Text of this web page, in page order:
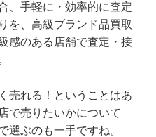
、手軽に・効率的に査定
を、高級ブランド品買取
感のある店舗で査定・接
売れる！ということはあ
で売りたいかについて
選ぶのも一手ですね。